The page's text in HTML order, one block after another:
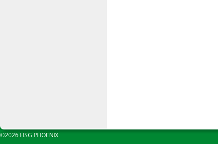
©2026 HSG PHOENIX